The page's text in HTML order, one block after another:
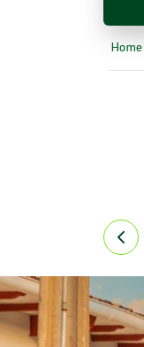
Home